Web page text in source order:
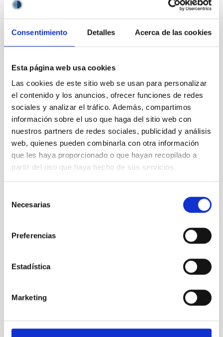
Consentimiento Detalles Acerca de las cookies
Esta página web usa cookies
Las cookies de este sitio web se usan para personalizar
el contenido y los anuncios, ofrecer funciones de redes
sociales y analizar el tráfico. Además, compartimos
información sobre el uso que haga del sitio web con
nuestros partners de redes sociales, publicidad y análisis
web, quienes pueden combinarla con otra información
que les haya proporcionado o que hayan recopilado a
partir del uso que haya hecho de sus servicios.
Necesarias
Preferencias
Estadística
Marketing
Mobility